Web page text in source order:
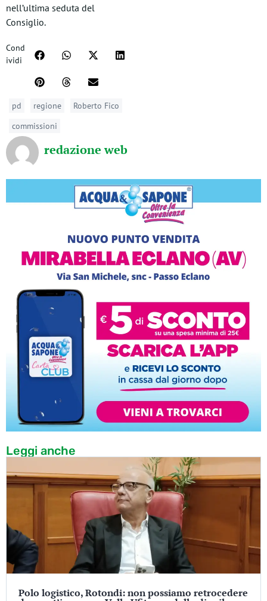
nell’ultima seduta del
Consiglio.
Cond
ividi
pd regione
Roberto Fico
commissioni
redazione web
Leggi anche
Polo logistico, Rotondi: non possiamo retrocedere